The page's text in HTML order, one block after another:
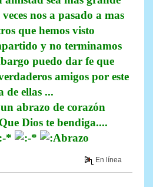
nos a pasado a mas
que hemos visto
y no terminamos
puedo dar fe que
amigos por este
de ellas ...
abrazo de corazón
Dios te bendiga....
En línea